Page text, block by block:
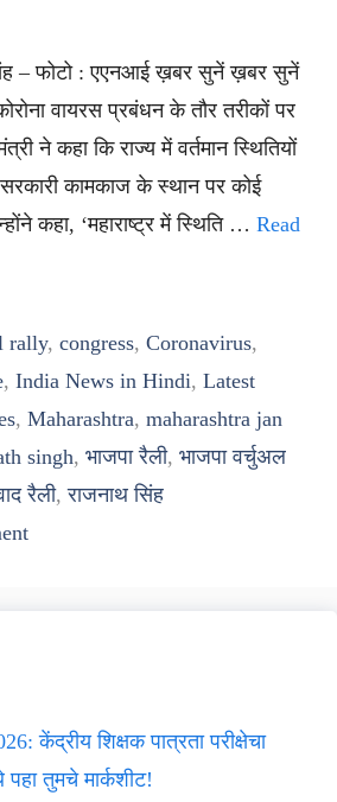
– फोटो : एएनआई ख़बर सुनें ख़बर सुनें
वायरस प्रबंधन के तौर तरीकों पर
ने कहा कि राज्य में वर्तमान स्थितियों
कामकाज के स्थान पर कोई
कहा, ‘महाराष्ट्र में स्थिति … Read
rally, congress, Coronavirus,
, India News in Hindi, Latest
, Maharashtra, maharashtra jan
singh, भाजपा रैली, भाजपा वर्चुअल
रैली,राजनाथ सिंह
केंद्रीय शिक्षक पात्रता परीक्षेचा
तुमचे मार्कशीट!